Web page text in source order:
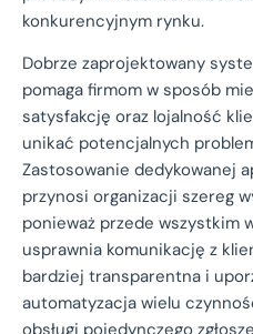
konkurencyjnym rynku.
Dobrze zaprojektowany
pomaga firmom w sposób
satysfakcję oraz lojalność
unikać potencjalnych
Zastosowanie dedykowanej
przynosi organizacji szereg
ponieważ przede wszystkim
usprawnia komunikację z
bardziej transparentna i
automatyzacja wielu